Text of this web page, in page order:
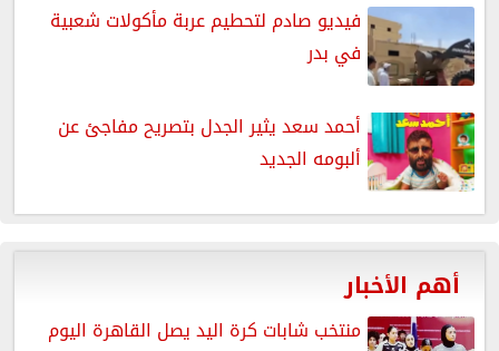
فيديو صادم لتحطيم عربة مأكولات شعبية
في بدر
أحمد سعد يثير الجدل بتصريح مفاجئ عن
ألبومه الجديد
أهم الأخبار
منتخب شابات كرة اليد يصل القاهرة اليوم